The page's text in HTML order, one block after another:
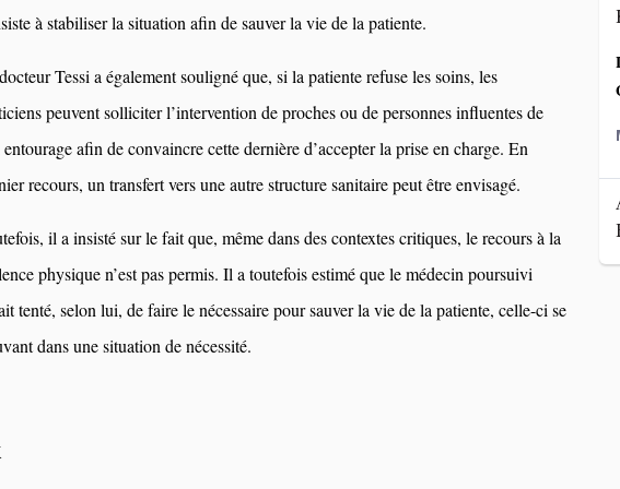
à stabiliser la situation afin de sauver la vie de la patiente.
Tessi a également souligné que, si la patiente refuse les soins, les
peuvent solliciter l’intervention de proches ou de personnes influentes de
entourage afin de convaincre cette dernière d’accepter la prise en charge. En
recours, un transfert vers une autre structure sanitaire peut être envisagé.
il a insisté sur le fait que, même dans des contextes critiques, le recours à la
physique n’est pas permis. Il a toutefois estimé que le médecin poursuivi
tenté, selon lui, de faire le nécessaire pour sauver la vie de la patiente, celle-ci se
dans une situation de nécessité.